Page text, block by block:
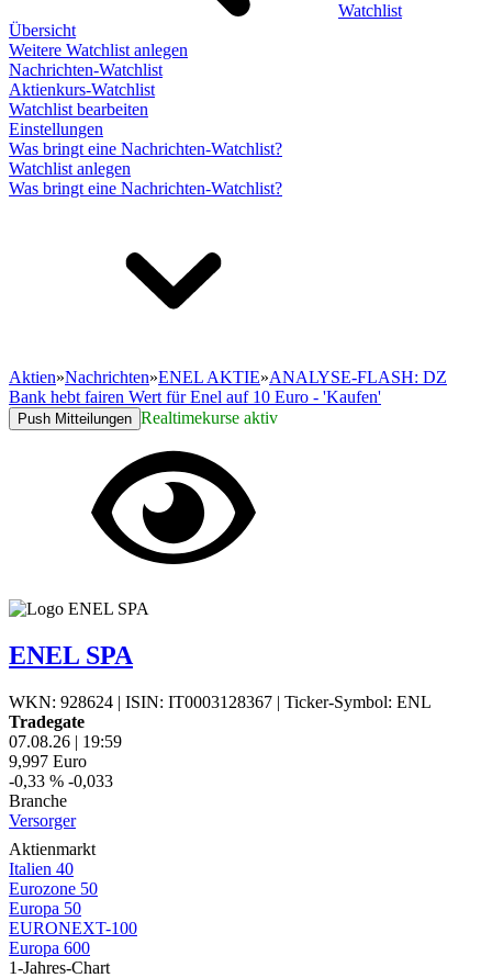
Watchlist
Übersicht
Weitere Watchlist anlegen
Nachrichten-Watchlist
Aktienkurs-Watchlist
Watchlist bearbeiten
Einstellungen
Was bringt eine Nachrichten-Watchlist?
Watchlist anlegen
Was bringt eine Nachrichten-Watchlist?
Aktien»Nachrichten»ENEL AKTIE»ANALYSE-FLASH: DZ
Bank hebt fairen Wert für Enel auf 10 Euro - 'Kaufen'
Push Mitteilungen Realtimekurse aktiv
ENEL SPA
WKN: 928624 | ISIN: IT0003128367 | Ticker-Symbol: ENL
Tradegate
07.08.26 | 19:59
9,997 Euro
-0,33 % -0,033
Branche
Versorger
Aktienmarkt
Italien 40
Eurozone 50
Europa 50
EURONEXT-100
Europa 600
1-Jahres-Chart